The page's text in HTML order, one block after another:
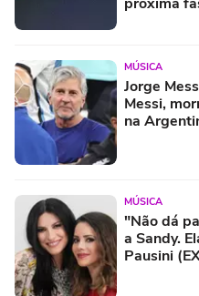
MÚSICA
Jorge
Messi,
na
MÚSICA
"Não dá
a Sandy.
Pausini